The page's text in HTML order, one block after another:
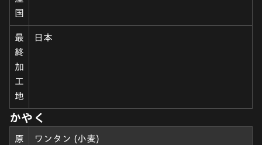
国
最
終
加
工
地
日本
かやく
原
ワンタン (小麦)